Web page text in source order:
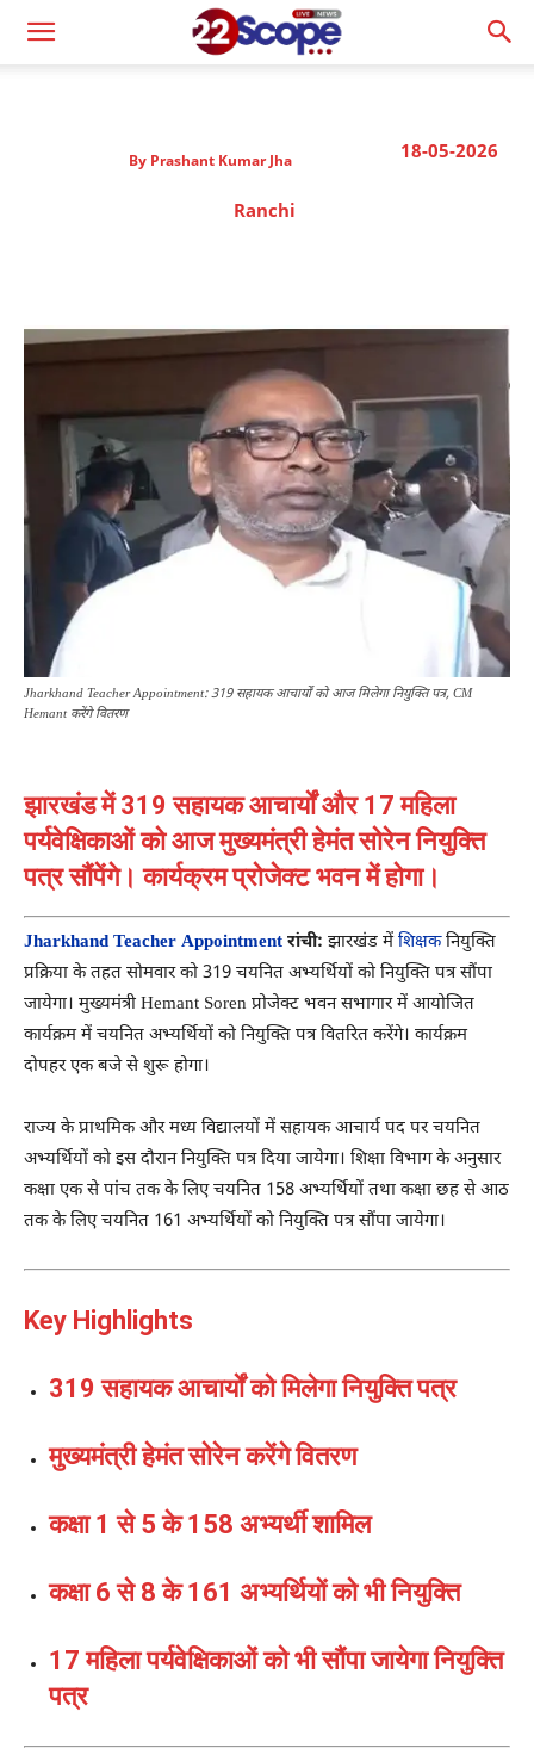
18-05-2026
By Prashant Kumar Jha
Ranchi
Jharkhand Teacher Appointment: 319 सहायक आचार्यों को आज मिलेगा नियुक्ति पत्र, CM
Hemant करेंगे वितरण
झारखंड में 319 सहायक आचार्यों और 17 महिला
पर्यवेक्षिकाओं को आज मुख्यमंत्री हेमंत सोरेन नियुक्ति
पत्र सौंपेंगे। कार्यक्रम प्रोजेक्ट भवन में होगा।
Jharkhand Teacher Appointment रांची: झारखंड मेंशिक्षकनियुक्ति
प्रक्रिया के तहत सोमवार को 319 चयनित अभ्यर्थियों को नियुक्ति पत्र सौंपा
जायेगा। मुख्यमंत्री Hemant Soren प्रोजेक्ट भवन सभागार में आयोजित
कार्यक्रम में चयनित अभ्यर्थियों को नियुक्ति पत्र वितरित करेंगे। कार्यक्रम
दोपहर एक बजे से शुरू होगा।
राज्य के प्राथमिक और मध्य विद्यालयों में सहायक आचार्य पद पर चयनित
अभ्यर्थियों को इस दौरान नियुक्ति पत्र दिया जायेगा। शिक्षा विभाग के अनुसार
कक्षा एक से पांच तक के लिए चयनित 158 अभ्यर्थियों तथा कक्षा छह से आठ
तक के लिए चयनित 161 अभ्यर्थियों को नियुक्ति पत्र सौंपा जायेगा।
Key Highlights
319 सहायक आचार्यों को मिलेगा नियुक्ति पत्र
मुख्यमंत्री हेमंत सोरेन करेंगे वितरण
कक्षा 1 से 5 के 158 अभ्यर्थी शामिल
कक्षा 6 से 8 के 161 अभ्यर्थियों को भी नियुक्ति
17 महिला पर्यवेक्षिकाओं को भी सौंपा जायेगा नियुक्ति
पत्र